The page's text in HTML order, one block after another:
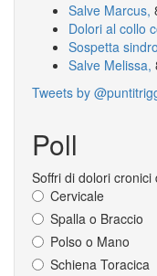
Salve Marcus,
Dolori al collo
Sospetta
Salve Melissa,
Tweets by
Poll
Soffri di dolori cronici
Cervicale
Spalla o Braccio
Polso o Mano
Schiena Toracica